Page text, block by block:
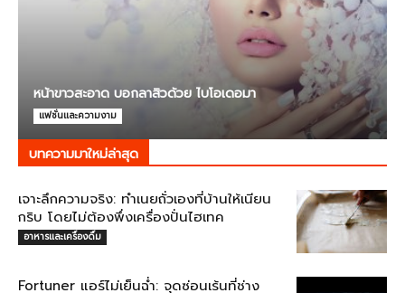
หน้าขาวสะอาด บอกลาสิวด้วย ไบโอเดอมา
แฟชั่นและความงาม
บทความมาใหม่ล่าสุด
เจาะลึกความจริง: ทำเนยถั่วเองที่บ้านให้เนียน
กริบ โดยไม่ต้องพึ่งเครื่องปั่นไฮเทค
อาหารและเครื่องดื่ม
Fortuner แอร์ไม่เย็นฉ่ำ: จุดซ่อนเร้นที่ช่าง